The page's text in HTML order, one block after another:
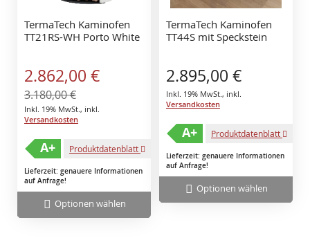
TermaTech Kaminofen
TT21RS-WH Porto White
Sonderangebot
2.862,00 €
3.180,00 €
Inkl. 19% MwSt., inkl.
Versandkosten
Produktdatenblatt
A+
Lieferzeit: genauere Informationen
auf Anfrage!
Optionen wählen
TermaTech Kaminofen
TT44S mit Speckstein
2.895,00 €
Inkl. 19% MwSt., inkl.
Versandkosten
Produktdatenblatt
A+
Lieferzeit: genauere Informationen
auf Anfrage!
Optionen wählen